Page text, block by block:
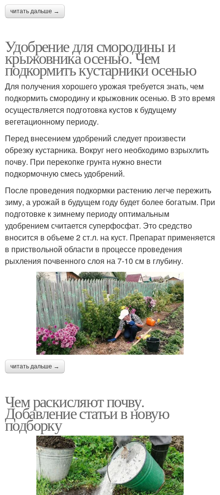
читать дальше →
Удобрение для смородины и
крыжовника осенью. Чем
подкормить кустарники осенью
Для получения хорошего урожая требуется знать, чем
подкормить смородину и крыжовник осенью. В это время
осуществляется подготовка кустов к будущему
вегетационному периоду.
Перед внесением удобрений следует произвести
обрезку кустарника. Вокруг него необходимо взрыхлить
почву. При перекопке грунта нужно внести
подкормочную смесь удобрений.
После проведения подкормки растению легче пережить
зиму, а урожай в будущем году будет более богатым. При
подготовке к зимнему периоду оптимальным
удобрением считается суперфосфат. Это средство
вносится в объеме 2 ст.л. на куст. Препарат применяется
в приствольной области в процессе проведения
рыхления почвенного слоя на 7-10 см в глубину.
читать дальше →
Чем раскисляют почву.
Добавление статьи в новую
подборку